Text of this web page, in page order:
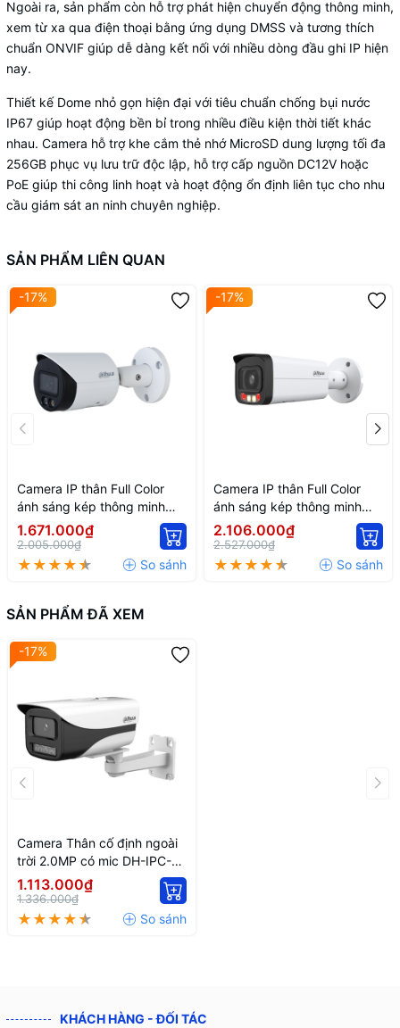
Ngoài ra, sản phẩm còn hỗ trợ phát hiện chuyển động thông minh,
xem từ xa qua điện thoại bằng ứng dụng DMSS và tương thích
chuẩn ONVIF giúp dễ dàng kết nối với nhiều dòng đầu ghi IP hiện
nay.
Thiết kế Dome nhỏ gọn hiện đại với tiêu chuẩn chống bụi nước
IP67 giúp hoạt động bền bỉ trong nhiều điều kiện thời tiết khác
nhau. Camera hỗ trợ khe cắm thẻ nhớ MicroSD dung lượng tối đa
256GB phục vụ lưu trữ độc lập, hỗ trợ cấp nguồn DC12V hoặc
PoE giúp thi công linh hoạt và hoạt động ổn định liên tục cho nhu
cầu giám sát an ninh chuyên nghiệp.
SẢN PHẨM LIÊN QUAN
-17%
Camera IP thân Full Color
ánh sáng kép thông minh
2MP DH-IPC-HFW2249S-S-
IL
1.671.000₫
2.005.000₫
-17%
Camera IP thân Full Color
ánh sáng kép thông minh
DH-IPC-HFW2449T-AS-IL
2.106.000₫
2.527.000₫
SẢN PHẨM ĐÃ XEM
-17%
Camera Thân cố định ngoài
trời 2.0MP có mic DH-IPC-
HFW1239MP-A-IL
1.113.000₫
1.336.000₫
KHÁCH HÀNG - ĐỐI TÁC